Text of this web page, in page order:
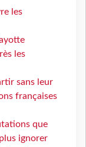
les
les
sans leur
françaises
que
ignorer